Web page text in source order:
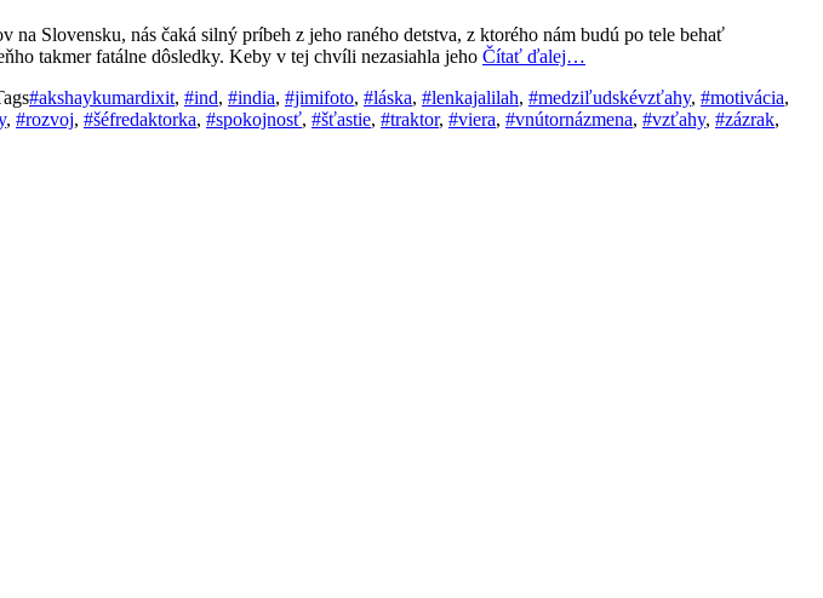
Slovensku, nás čaká silný príbeh z jeho raného detstva, z ktorého nám budú po tele behať
takmer fatálne dôsledky. Keby v tej chvíli nezasiahla jeho Čítať ďalej…
#akshaykumardixit, #ind, #india, #jimifoto, #láska, #lenkajalilah, #medziľudskévzťahy, #motivácia,
, #rozvoj, #šéfredaktorka, #spokojnosť, #šťastie, #traktor, #viera, #vnútornázmena, #vzťahy, #zázrak,